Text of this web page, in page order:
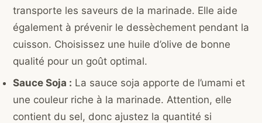
transporte les saveurs de la marinade. Elle aide
également à prévenir le dessèchement pendant la
cuisson. Choisissez une huile d’olive de bonne
qualité pour un goût optimal.
Sauce Soja : La sauce soja apporte de l’umami et
une couleur riche à la marinade. Attention, elle
contient du sel, donc ajustez la quantité si